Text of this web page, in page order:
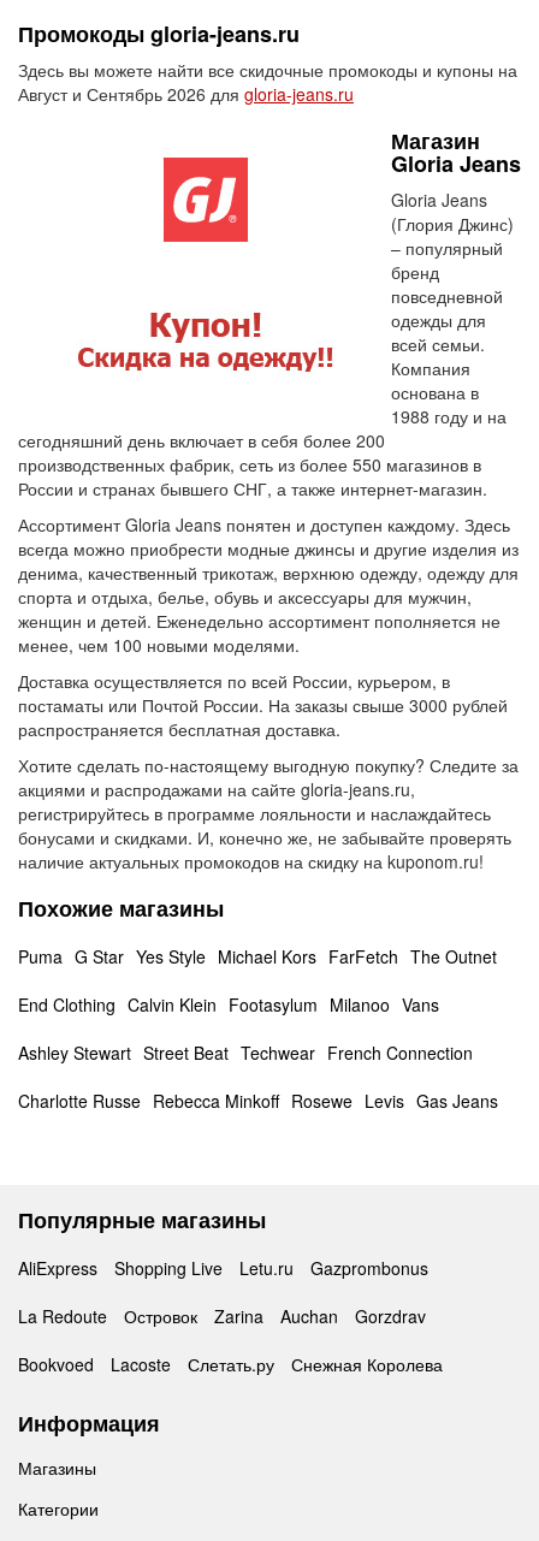
Промокоды gloria-jeans.ru
Здесь вы можете найти все скидочные промокоды и купоны на
Август и Сентябрь 2026 для gloria-jeans.ru
Магазин
Gloria Jeans
Gloria Jeans
(Глория Джинс)
– популярный
бренд
повседневной
одежды для
всей семьи.
Компания
основана в
1988 году и на
сегодняшний день включает в себя более 200
производственных фабрик, сеть из более 550 магазинов в
России и странах бывшего СНГ, а также интернет-магазин.
Ассортимент Gloria Jeans понятен и доступен каждому. Здесь
всегда можно приобрести модные джинсы и другие изделия из
денима, качественный трикотаж, верхнюю одежду, одежду для
спорта и отдыха, белье, обувь и аксессуары для мужчин,
женщин и детей. Еженедельно ассортимент пополняется не
менее, чем 100 новыми моделями.
Доставка осуществляется по всей России, курьером, в
постаматы или Почтой России. На заказы свыше 3000 рублей
распространяется бесплатная доставка.
Хотите сделать по-настоящему выгодную покупку? Следите за
акциями и распродажами на сайте gloria-jeans.ru,
регистрируйтесь в программе лояльности и наслаждайтесь
бонусами и скидками. И, конечно же, не забывайте проверять
наличие актуальных промокодов на скидку на kuponom.ru!
Похожие магазины
Puma G Star Yes Style Michael Kors FarFetch The Outnet
End Clothing Calvin Klein Footasylum Milanoo Vans
Ashley Stewart Street Beat Techwear French Connection
Charlotte Russe Rebecca Minkoff Rosewe Levis Gas Jeans
Популярные магазины
AliExpress Shopping Live Letu.ru
Gazprombonus
La Redoute
Островок Zarina Auchan
Gorzdrav
Bookvoed
Lacoste Слетать.ру Снежная Королева
Информация
Магазины
Категории